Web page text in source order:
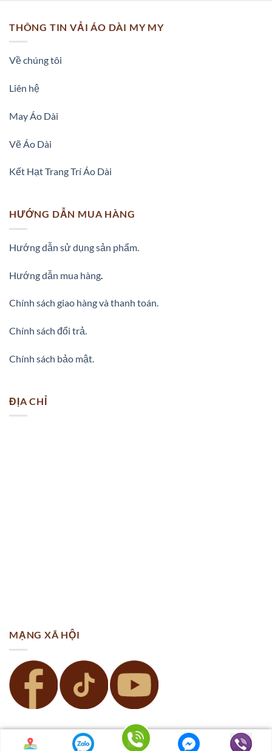
THÔNG TIN VẢI ÁO DÀI MY MY
Về chúng tôi
Liên hệ
May Áo Dài
Vẽ Áo Dài
Kết Hạt Trang Trí Áo Dài
HƯỚNG DẪN MUA HÀNG
Hướng dẫn sử dụng sản phẩm.
Hướng dẫn mua hàng
Chính sách giao hàng và thanh toán.
Chính sách đổi trả.
Chính sách bảo mật.
ĐỊA CHỈ
MẠNG XÃ HỘI